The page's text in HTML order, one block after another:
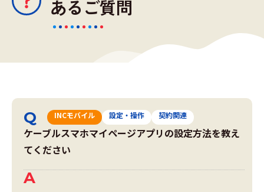
あるご質問
INCモバイル 設定・操作 契約関連
ケーブルスマホマイページアプリの設定方法を教え
てください